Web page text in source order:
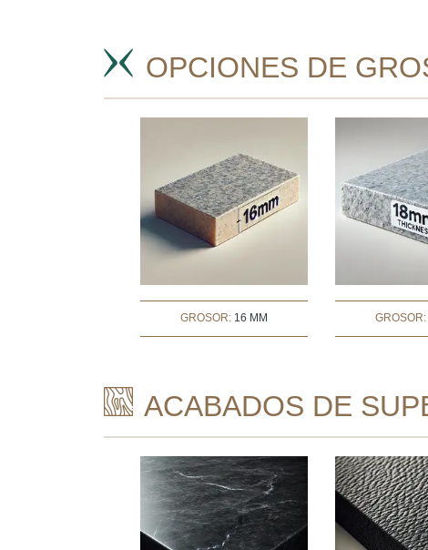
OPCIONES DE
GROSOR: 16 MM GROSOR:
ACABADOS DE